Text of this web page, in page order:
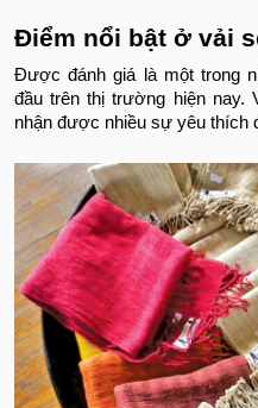
Điểm nổi bật ở vải
Được đánh giá là một trong
đầu trên thị trường hiện nay.
nhận được nhiều sự yêu thích